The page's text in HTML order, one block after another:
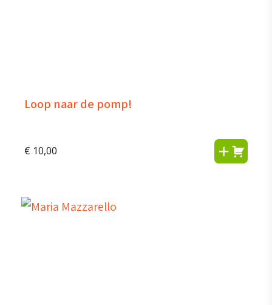
Loop naar de pomp!
€ 10,00